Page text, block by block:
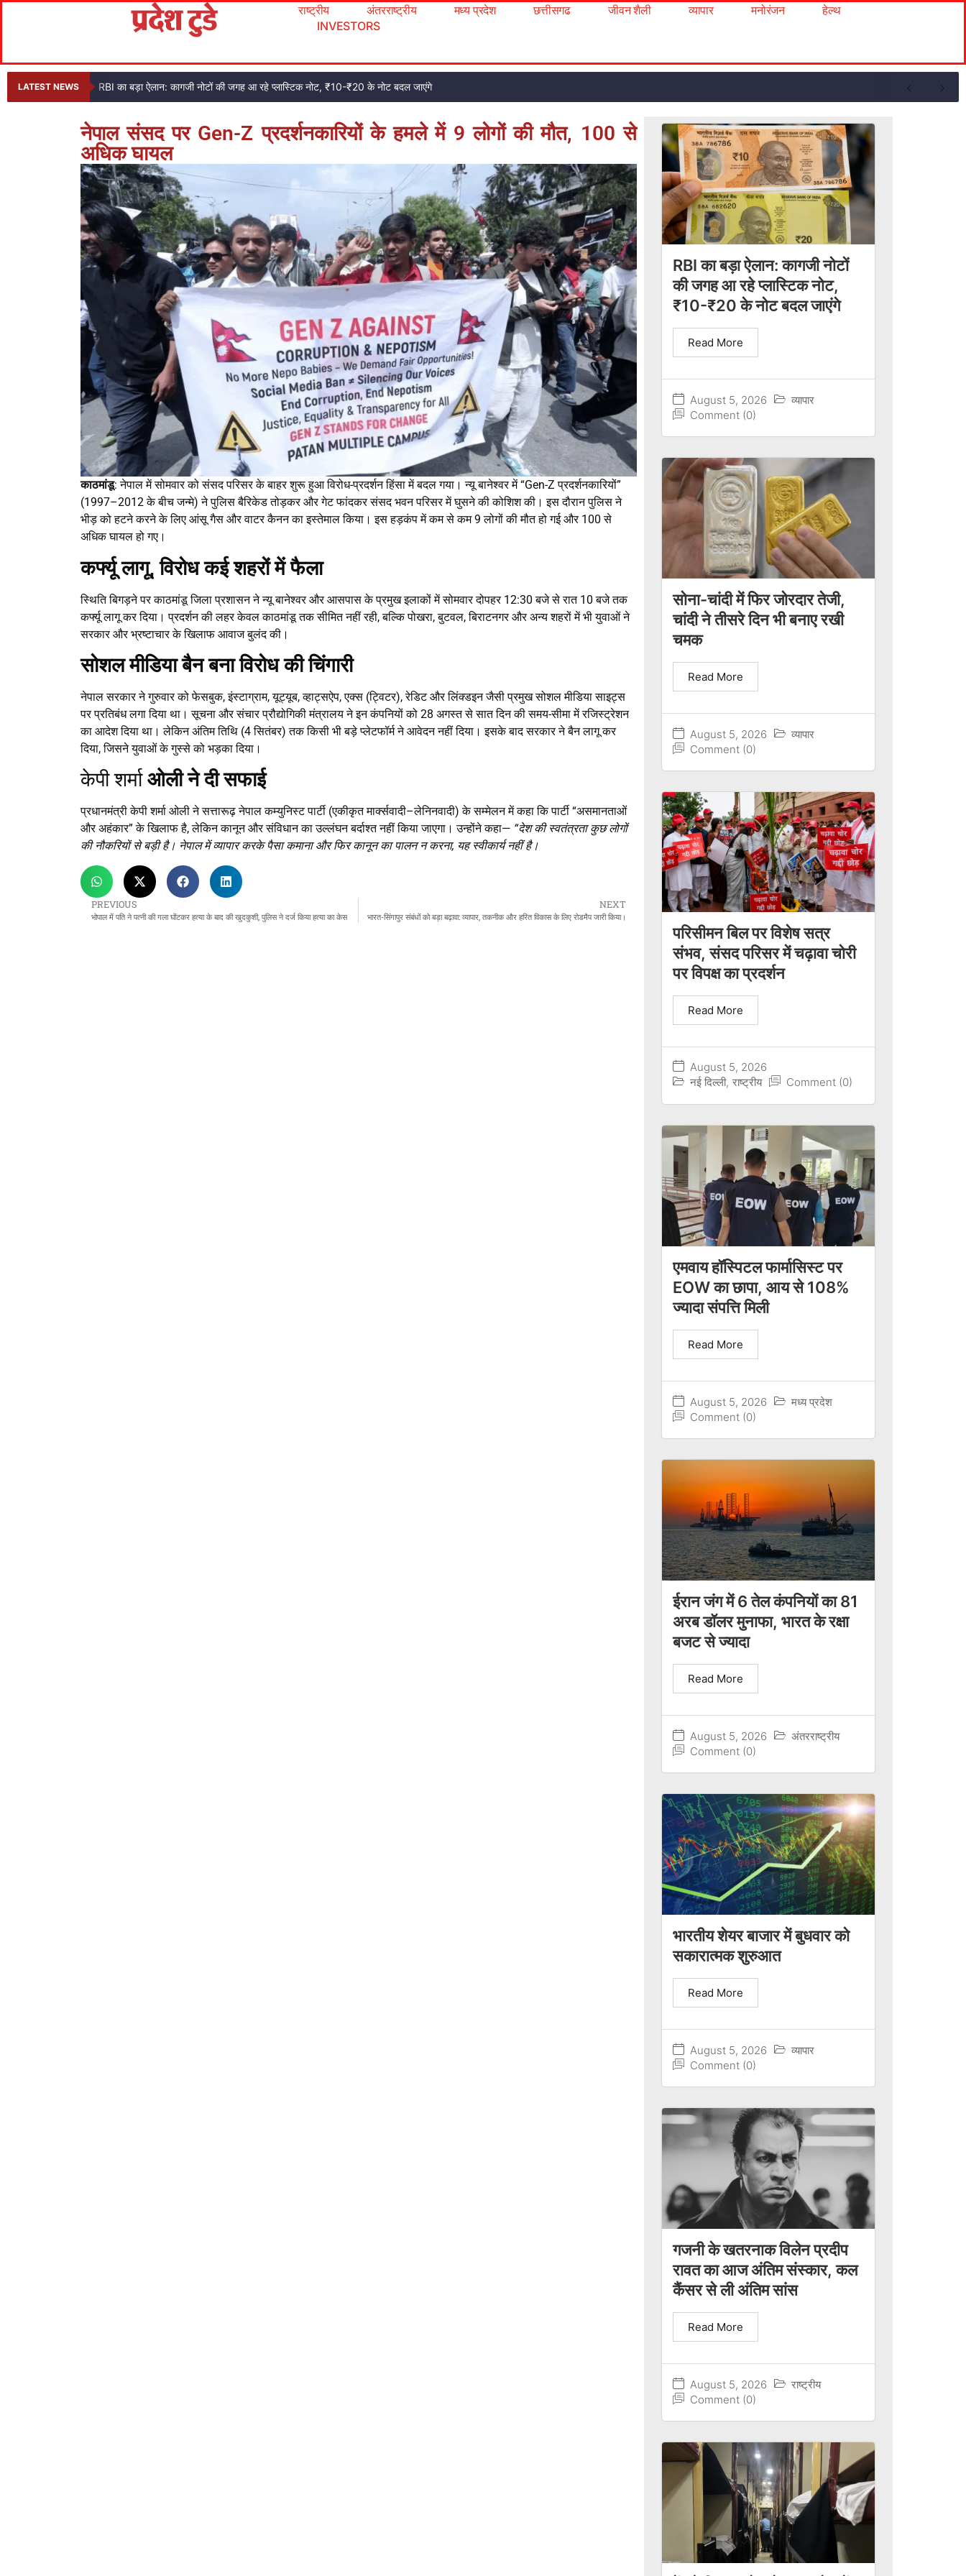
राष्ट्रीय अंतरराष्ट्रीय मध्य प्रदेश छत्तीसगढ जीवन शैली व्यापार मनोरंजन
हेल्थ
INVESTORS
LATEST NEWS RBI का बड़ा ऐलान: कागजी नोटों की जगह आ रहे प्लास्टिक नोट, ₹10-₹20 के नोट बदल जाएंगे
नेपाल संसद पर Gen-Z प्रदर्शनकारियों के हमले में 9 लोगों की मौत, 100 से
अधिक घायल
काठमांडू: नेपाल में सोमवार को संसद परिसर के बाहर शुरू हुआ विरोध-प्रदर्शन हिंसा में बदल गया। न्यू बानेश्वर में “Gen-Z प्रदर्शनकारियों”
(1997–2012 के बीच जन्मे) ने पुलिस बैरिकेड तोड़कर और गेट फांदकर संसद भवन परिसर में घुसने की कोशिश की। इस दौरान पुलिस ने
भीड़ को हटने करने के लिए आंसू गैस और वाटर कैनन का इस्तेमाल किया। इस हड़कंप में कम से कम 9 लोगों की मौत हो गई और 100 से
अधिक घायल हो गए।
कर्फ्यू लागू, विरोध कई शहरों में फैला
स्थिति बिगड़ने पर काठमांडू जिला प्रशासन ने न्यू बानेश्वर और आसपास के प्रमुख इलाकों में सोमवार दोपहर 12:30 बजे से रात 10 बजे तक
कर्फ्यू लागू कर दिया। प्रदर्शन की लहर केवल काठमांडू तक सीमित नहीं रही, बल्कि पोखरा, बुटवल, बिराटनगर और अन्य शहरों में भी युवाओं ने
सरकार और भ्रष्टाचार के खिलाफ आवाज बुलंद की।
सोशल मीडिया बैन बना विरोध की चिंगारी
नेपाल सरकार ने गुरुवार को फेसबुक, इंस्टाग्राम, यूट्यूब, व्हाट्सऐप, एक्स (ट्विटर), रेडिट और लिंक्डइन जैसी प्रमुख सोशल मीडिया साइट्स
पर प्रतिबंध लगा दिया था। सूचना और संचार प्रौद्योगिकी मंत्रालय ने इन कंपनियों को 28 अगस्त से सात दिन की समय-सीमा में रजिस्ट्रेशन
का आदेश दिया था। लेकिन अंतिम तिथि (4 सितंबर) तक किसी भी बड़े प्लेटफॉर्म ने आवेदन नहीं दिया। इसके बाद सरकार ने बैन लागू कर
दिया, जिसने युवाओं के गुस्से को भड़का दिया।
केपी शर्माओली ने दी सफाई
प्रधानमंत्री केपी शर्मा ओली ने सत्तारूढ़ नेपाल कम्युनिस्ट पार्टी (एकीकृत मार्क्सवादी–लेनिनवादी) के सम्मेलन में कहा कि पार्टी “असमानताओं
और अहंकार” के खिलाफ है, लेकिन कानून और संविधान का उल्लंघन बर्दाश्त नहीं किया जाएगा। उन्होंने कहा— “देश की स्वतंत्रता कुछ लोगों
की नौकरियों से बड़ी है। नेपाल में व्यापार करके पैसा कमाना और फिर कानून का पालन न करना, यह स्वीकार्य नहीं है।
PREVIOUS
भोपाल में पति ने पत्नी की गला घोंटकर हत्या के बाद की खुदकुशी, पुलिस ने दर्ज किया हत्या का केस
NEXT
भारत-सिंगापुर संबंधों को बड़ा बढ़ावा: व्यापार, तकनीक और हरित विकास के लिए रोडमैप जारी किया।
RBI का बड़ा ऐलान: कागजी नोटों
की जगह आ रहे प्लास्टिक नोट,
₹10-₹20 के नोट बदल जाएंगे
August 5, 2026
व्यापार
Comment (0)
Read More
सोना-चांदी में फिर जोरदार तेजी,
चांदी ने तीसरे दिन भी बनाए रखी
चमक
August 5, 2026
व्यापार
Comment (0)
Read More
परिसीमन बिल पर विशेष सत्र
संभव, संसद परिसर में चढ़ावा चोरी
पर विपक्ष का प्रदर्शन
August 5, 2026
नई दिल्ली, राष्ट्रीय Comment (0)
Read More
एमवाय हॉस्पिटल फार्मासिस्ट पर
EOW का छापा, आय से 108%
ज्यादा संपत्ति मिली
August 5, 2026
मध्य प्रदेश
Comment (0)
Read More
ईरान जंग में 6 तेल कंपनियों का 81
अरब डॉलर मुनाफा, भारत के रक्षा
बजट से ज्यादा
August 5, 2026
अंतरराष्ट्रीय
Comment (0)
Read More
भारतीय शेयर बाजार में बुधवार को
सकारात्मक शुरुआत
August 5, 2026
व्यापार
Comment (0)
Read More
गजनी के खतरनाक विलेन प्रदीप
रावत का आज अंतिम संस्कार, कल
कैंसर से ली अंतिम सांस
August 5, 2026
राष्ट्रीय
Comment (0)
Read More